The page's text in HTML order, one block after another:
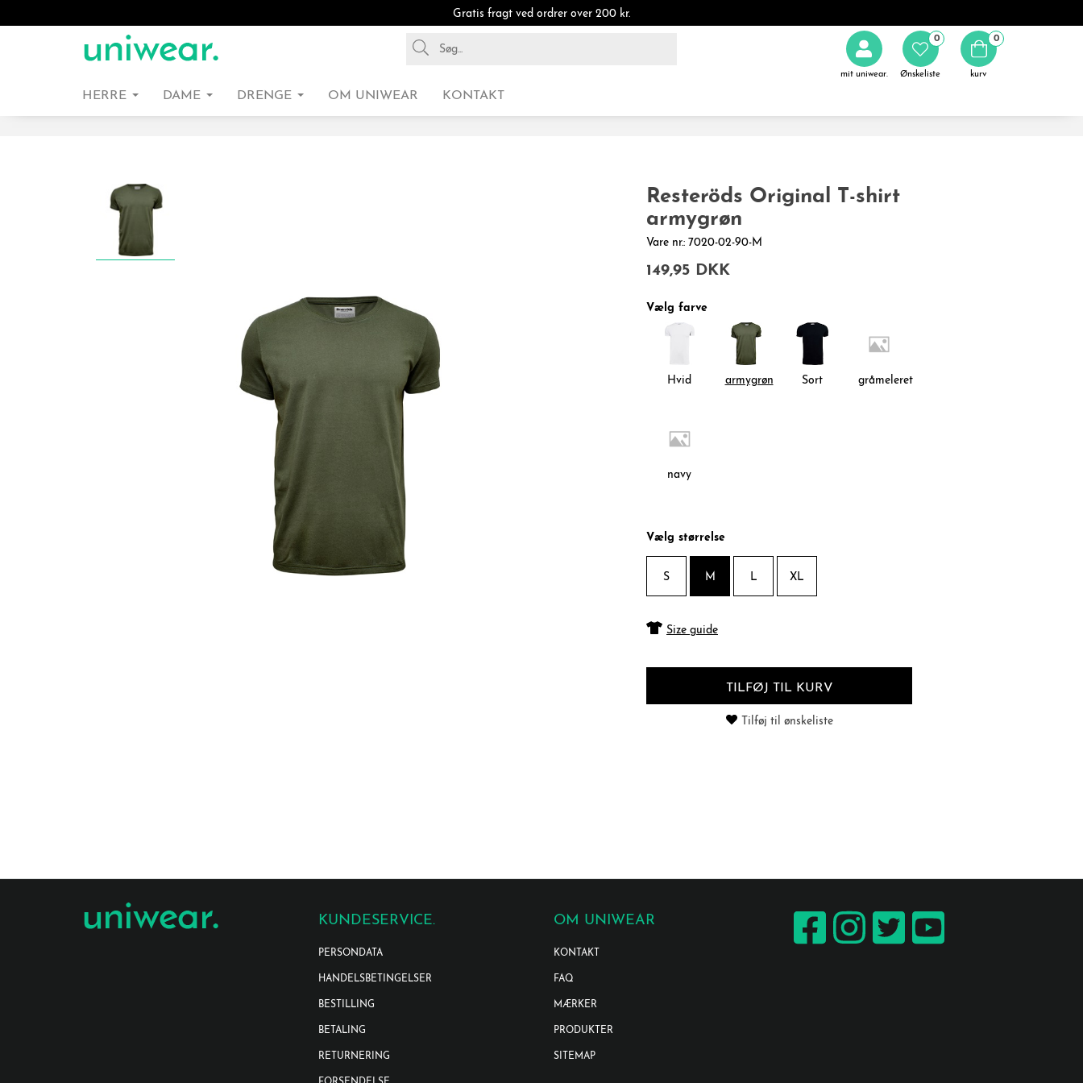
Gratis fragt ved ordrer over 200 kr.
mit uniwear. Ønskeliste
0 0
kurv
HERRE DAME DRENGE OM UNIWEAR KONTAKT
Resteröds Original T-shirt
armygrøn
Vare nr.: 7020-02-90-M
149,95 DKK
Vælg farve
Hvid armygrøn Sort gråmeleret
navy
Vælg størrelse
S M L XL
Size guide
TILFØJ TIL KURV
Tilføj til ønskeliste
KUNDESERVICE.
PERSONDATA
HANDELSBETINGELSER
BESTILLING
BETALING
RETURNERING
OM UNIWEAR
KONTAKT
FAQ
MÆRKER
PRODUKTER
SITEMAP